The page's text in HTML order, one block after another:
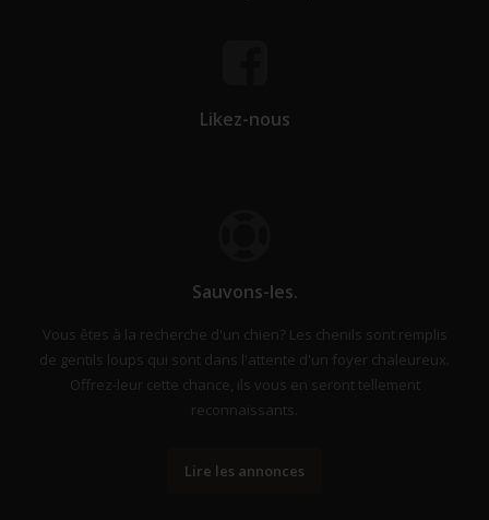
Likez-nous
Sauvons-les.
Vous êtes à la recherche d'un chien? Les chenils sont remplis
de gentils loups qui sont dans l'attente d'un foyer chaleureux.
Offrez-leur cette chance, ils vous en seront tellement
reconnaissants.
Lire les annonces